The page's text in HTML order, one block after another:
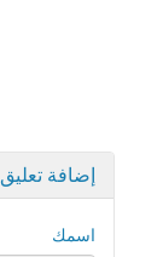
إضافة تعليق
اسمك